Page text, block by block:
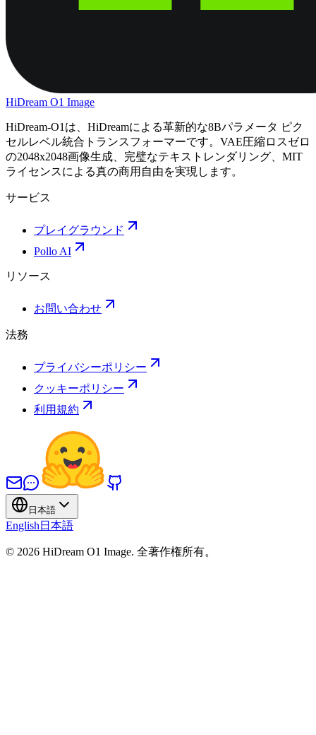
HiDream O1 Image
HiDream-O1は、HiDreamによる革新的な8Bパラメータ ピク
セルレベル統合トランスフォーマーです。VAE圧縮ロスゼロ
の2048x2048画像生成、完璧なテキストレンダリング、MIT
ライセンスによる真の商用自由を実現します。
サービス
プレイグラウンド
Pollo AI
リソース
お問い合わせ
法務
プライバシーポリシー
クッキーポリシー
利用規約
日本語
English 日本語
© 2026 HiDream O1 Image. 全著作権所有。